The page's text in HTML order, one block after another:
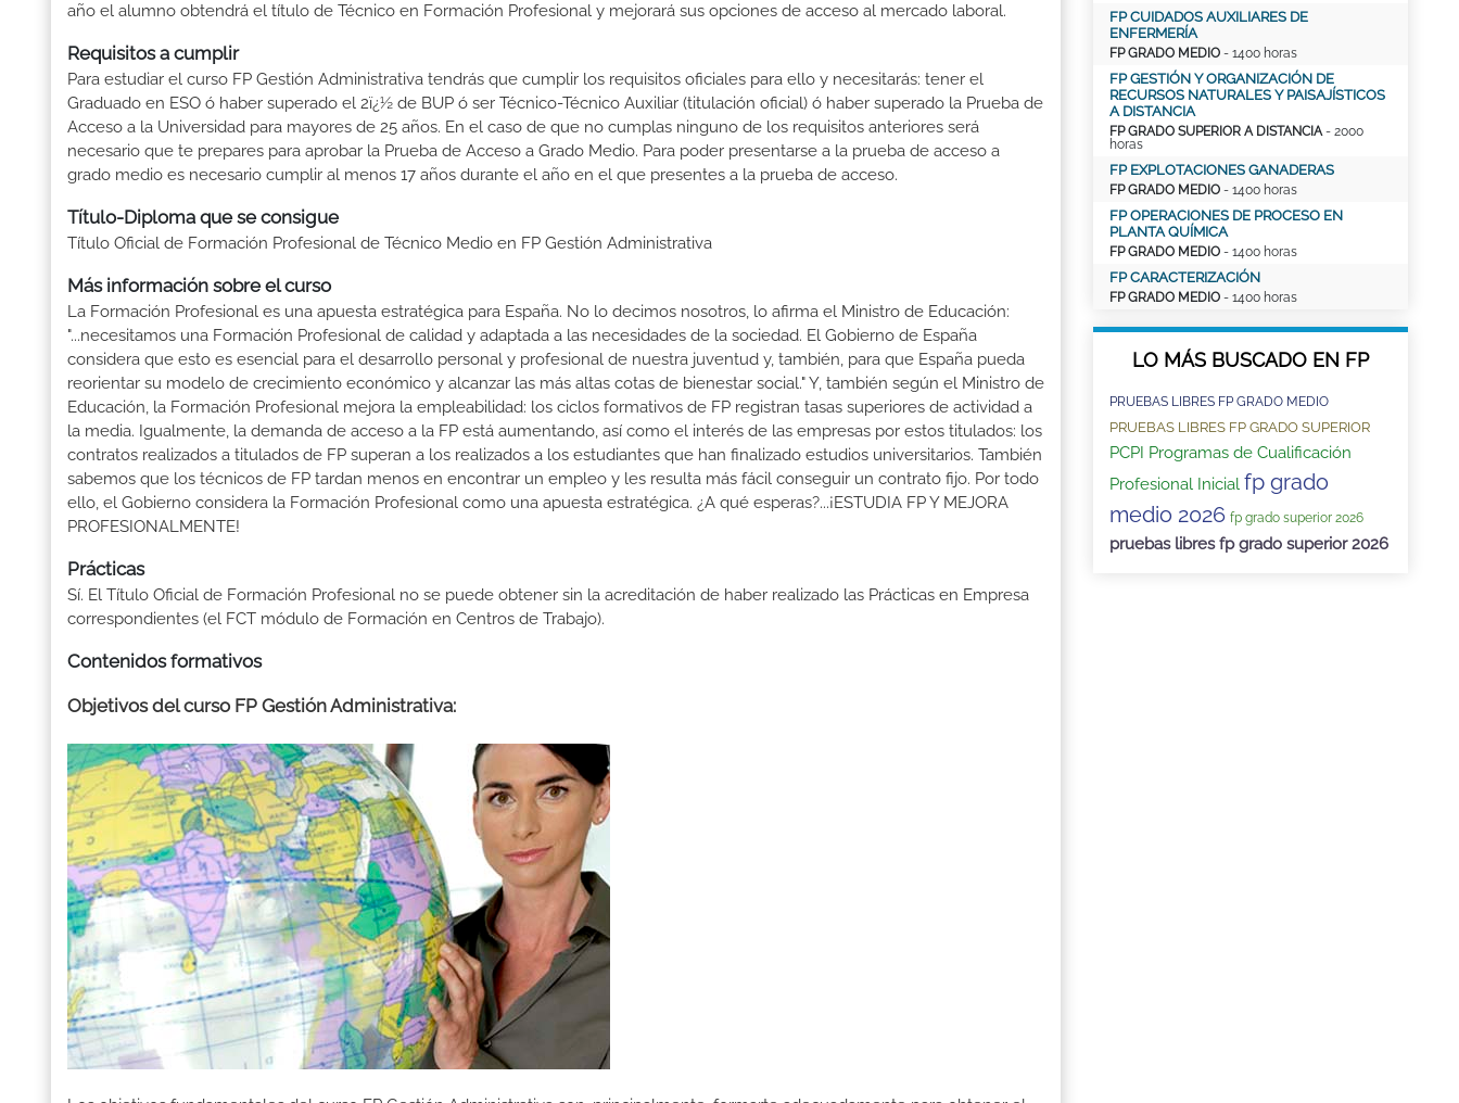
año el alumno obtendrá el título de Técnico en Formación Profesional y mejorará sus opciones de acceso al mercado laboral.
Requisitos a cumplir
Para estudiar el curso FP Gestión Administrativa tendrás que cumplir los requisitos oficiales para ello y necesitarás: tener el
Graduado en ESO ó haber superado el 2ï¿½ de BUP ó ser Técnico-Técnico Auxiliar (titulación oficial) ó haber superado la Prueba de
Acceso a la Universidad para mayores de 25 años. En el caso de que no cumplas ninguno de los requisitos anteriores será
necesario que te prepares para aprobar la Prueba de Acceso a Grado Medio. Para poder presentarse a la prueba de acceso a
grado medio es necesario cumplir al menos 17 años durante el año en el que presentes a la prueba de acceso.
Título-Diploma que se consigue
Título Oficial de Formación Profesional de Técnico Medio en FP Gestión Administrativa
Más información sobre el curso
La Formación Profesional es una apuesta estratégica para España. No lo decimos nosotros, lo afirma el Ministro de Educación:
"...necesitamos una Formación Profesional de calidad y adaptada a las necesidades de la sociedad. El Gobierno de España
considera que esto es esencial para el desarrollo personal y profesional de nuestra juventud y, también, para que España pueda
reorientar su modelo de crecimiento económico y alcanzar las más altas cotas de bienestar social." Y, también según el Ministro de
Educación, la Formación Profesional mejora la empleabilidad: los ciclos formativos de FP registran tasas superiores de actividad a
la media. Igualmente, la demanda de acceso a la FP está aumentando, así como el interés de las empresas por estos titulados: los
contratos realizados a titulados de FP superan a los realizados a los estudiantes que han finalizado estudios universitarios. También
sabemos que los técnicos de FP tardan menos en encontrar un empleo y les resulta más fácil conseguir un contrato fijo. Por todo
ello, el Gobierno considera la Formación Profesional como una apuesta estratégica. ¿A qué esperas?...¡ESTUDIA FP Y MEJORA
PROFESIONALMENTE!
Prácticas
Sí. El Título Oficial de Formación Profesional no se puede obtener sin la acreditación de haber realizado las Prácticas en Empresa
correspondientes (el FCT módulo de Formación en Centros de Trabajo).
Contenidos formativos
Objetivos del curso FP Gestión Administrativa:
FP CUIDADOS AUXILIARES DE
ENFERMERÍA
FP GRADO MEDIO - 1400 horas
FP GESTIÓN Y ORGANIZACIÓN DE
RECURSOS NATURALES Y PAISAJÍSTICOS
A DISTANCIA
FP GRADO SUPERIOR A DISTANCIA- 2000
horas
FP EXPLOTACIONES GANADERAS
FP GRADO MEDIO - 1400 horas
FP OPERACIONES DE PROCESO EN
PLANTA QUÍMICA
FP GRADO MEDIO - 1400 horas
FP CARACTERIZACIÓN
FP GRADO MEDIO - 1400 horas
LO MÁS BUSCADO EN FP
PRUEBAS LIBRES FP GRADO MEDIO
PRUEBAS LIBRES FP GRADO SUPERIOR
PCPI Programas de Cualificación
Profesional Inicial fp grado
medio 2026 fp grado superior 2026
pruebas libres fp grado superior 2026